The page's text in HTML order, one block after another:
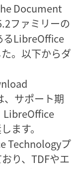
Document
ファミリーの
るLibreOffice
。以下からダ
サポート期
LibreOffice
ます。
Technologyプ
り、TDFやエ